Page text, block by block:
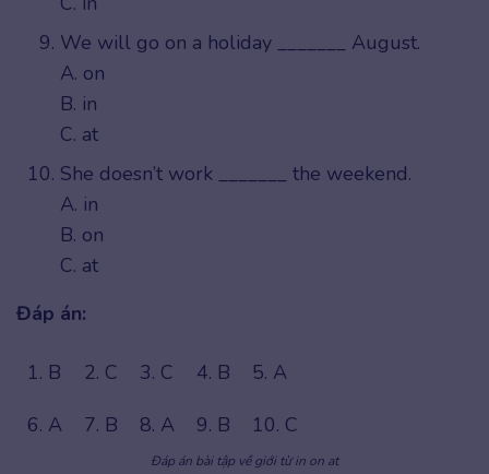
We will go on a holiday _______ August.
A. on
B. in
C. at
She doesn’t work _______ the weekend.
A. in
B. on
C. at
Đáp án:
1. B 2. C 3. C 4. B
5. A
6. A
7. B 8. A 9. B 10. C
Đáp án bài tập về giới từ in on at